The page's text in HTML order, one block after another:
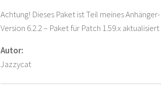
Achtung! Dieses Paket ist Teil meines
Version 6.2.2 – Paket für Patch 1.59.x aktualisiert
Autor:
Jazzycat